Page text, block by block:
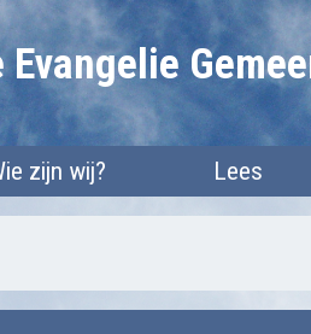
Evangelie
zijn wij? Lees